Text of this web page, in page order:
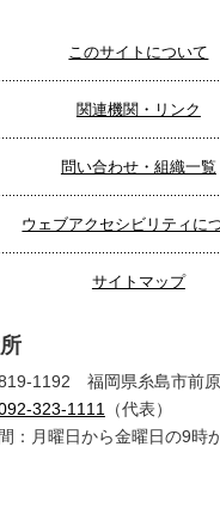
このサイトについて
関連機関・リンク
問い合わせ・組織一覧
ウェブアクセシビリティに
サイトマップ
1192 福岡県糸島市前
323-1111（代表）
：月曜日から金曜日の9時